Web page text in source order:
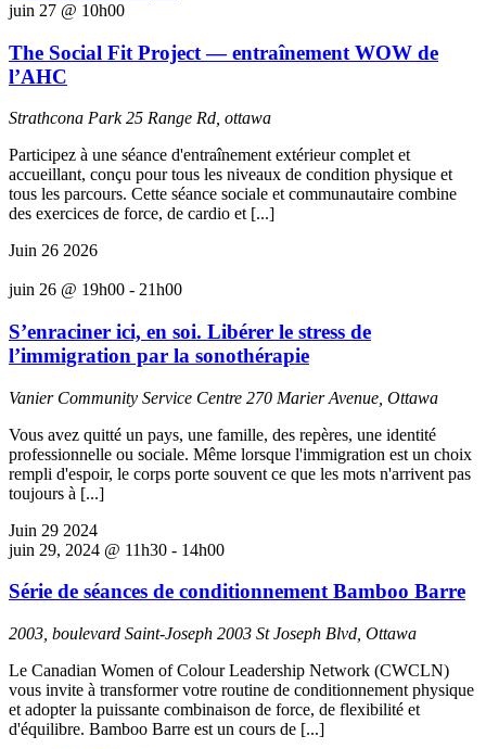
juin 27 @ 10h00
The Social Fit Project — entraînement WOW de
l’AHC
Strathcona Park25 Range Rd, ottawa
Participez à une séance d'entraînement extérieur complet et
accueillant, conçu pour tous les niveaux de condition physique et
tous les parcours. Cette séance sociale et communautaire combine
des exercices de force, de cardio et [...]
Juin 26 2026
juin 26 @ 19h00 - 21h00
S’enraciner ici, en soi. Libérer le stress de
l’immigration par la sonothérapie
Vanier Community Service Centre 270 Marier Avenue, Ottawa
Vous avez quitté un pays, une famille, des repères, une identité
professionnelle ou sociale. Même lorsque l'immigration est un choix
rempli d'espoir, le corps porte souvent ce que les mots n'arrivent pas
toujours à [...]
Juin 29 2024
juin 29, 2024 @ 11h30 - 14h00
Série de séances de conditionnement Bamboo Barre
2003, boulevard Saint-Joseph 2003 St Joseph Blvd, Ottawa
Le Canadian Women of Colour Leadership Network (CWCLN)
vous invite à transformer votre routine de conditionnement physique
et adopter la puissante combinaison de force, de flexibilité et
d'équilibre. Bamboo Barre est un cours de [...]